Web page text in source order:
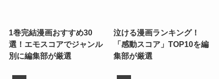
1巻完結漫画おすすめ30
選！エモスコアでジャンル
別に編集部が厳選
泣ける漫画ランキング！
「感動スコア」TOP10を編
集部が厳選